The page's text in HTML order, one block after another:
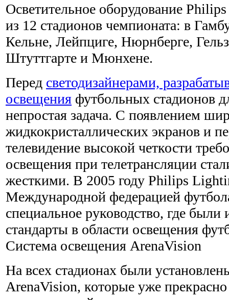
Осветительное оборудование
из 12 стадионов чемпионата: в
Кельне, Лейпциге, Нюрнберге,
Штуттгарте и Мюнхене.
Перед светодизайнерами,
освещения футбольных стадионов
непростая задача. С появлением
жидкокристаллических экранов и
телевидение высокой четкости
освещения при телетрансляции
жесткими. В 2005 году Philips
Международной федерацией
специальное руководство, где
стандарты в области освещения
Система освещения ArenaVision
На всех стадионах были
ArenaVision, которые уже прекрасно